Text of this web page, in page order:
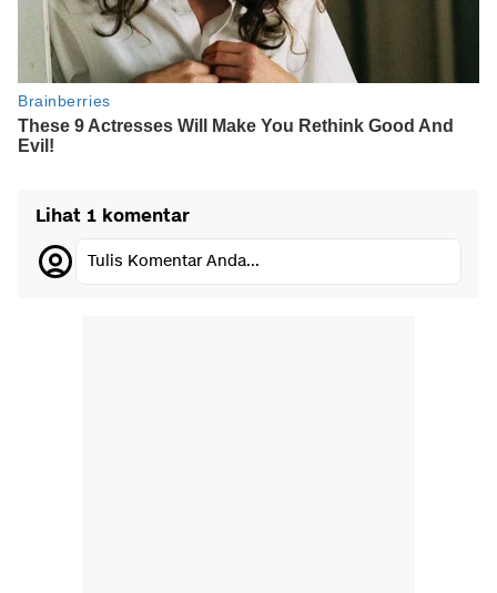
Lihat 1 komentar
Tulis Komentar Anda...